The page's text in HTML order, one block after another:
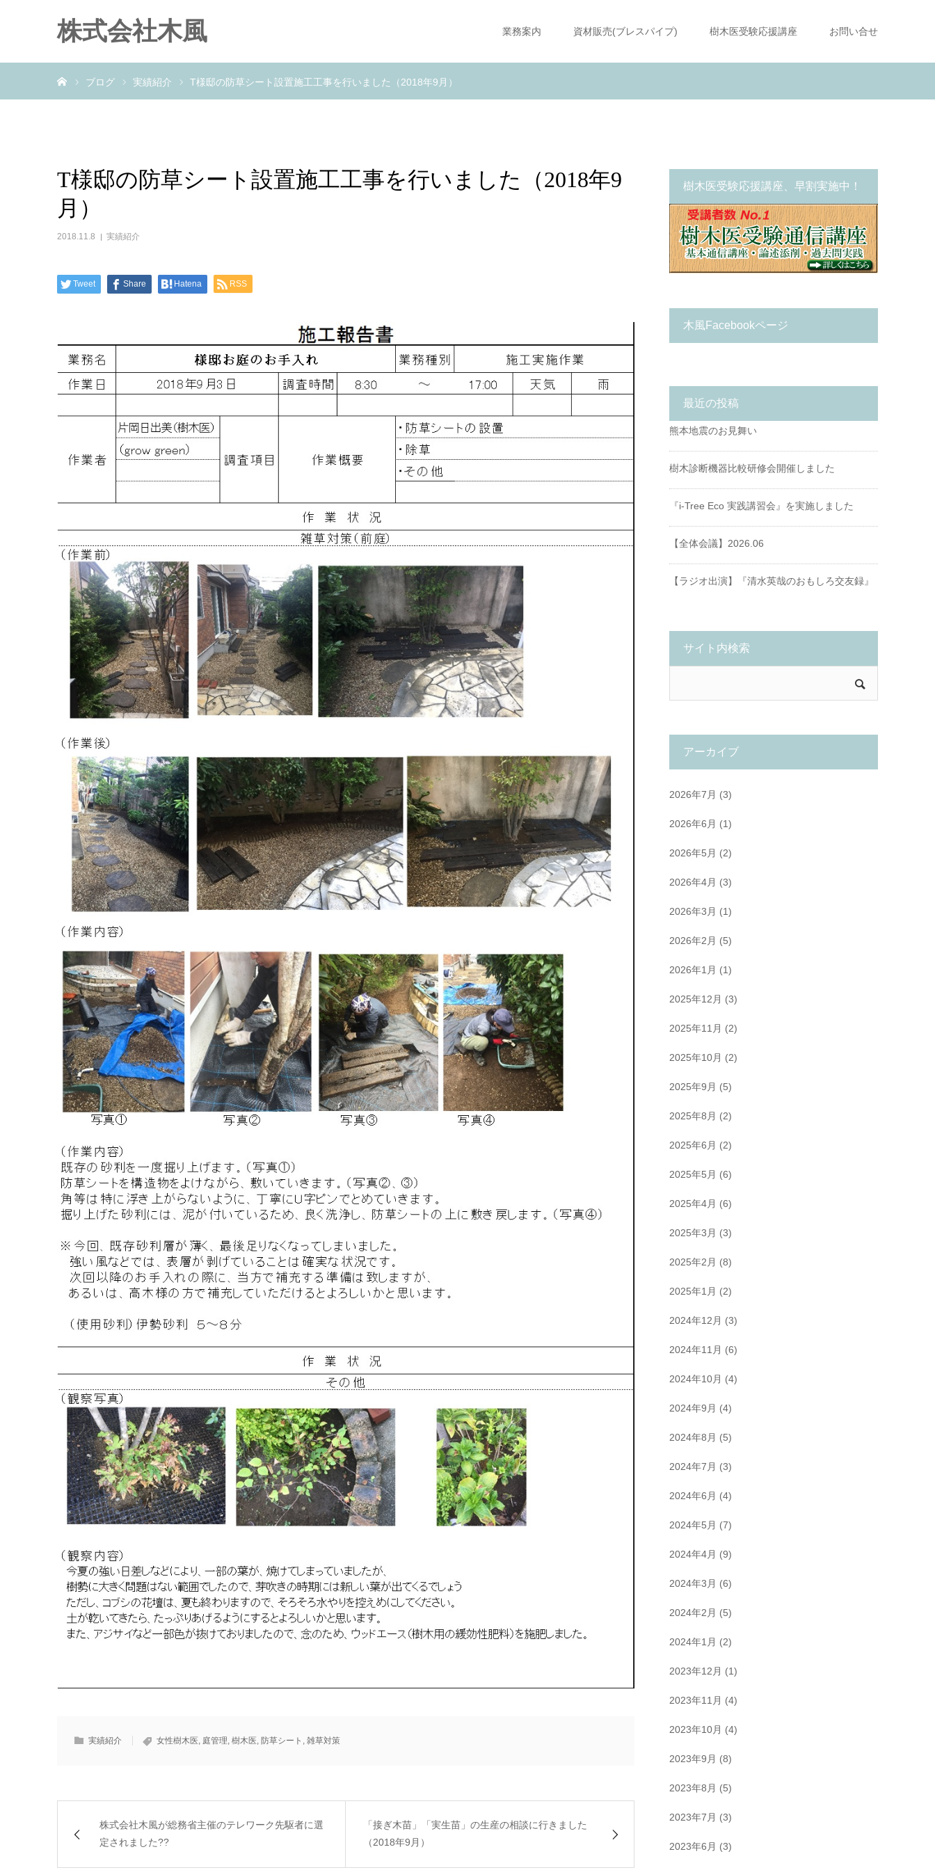
株式会社木風 業務案内 資材販売(ブレスパイプ) 樹木医受験応援講座 お問い合せ
ブログ 実績紹介 T様邸の防草シート設置施工工事を行いました（2018年9月）
T様邸の防草シート設置施工工事を行いました（2018年9
月）
2018.11.8 実績紹介
Tweet Share Hatena RSS
実績紹介 女性樹木医 庭管理 樹木医 防草シート 雑草対策
株式会社木風が総務省主催のテレワーク先駆者に選
定されました??
「接ぎ木苗」「実生苗」の生産の相談に行きました
（2018年9月）
樹木医受験応援講座、早割実施中！
木風Facebookページ
最近の投稿
熊本地震のお見舞い
樹木診断機器比較研修会開催しました
『i-Tree Eco 実践講習会』を実施しました
【全体会議】2026.06
【ラジオ出演】『清水英哉のおもしろ交友録』
サイト内検索
アーカイブ
2026年7月 (3)
2026年6月 (1)
2026年5月 (2)
2026年4月 (3)
2026年3月 (1)
2026年2月 (5)
2026年1月 (1)
2025年12月 (3)
2025年11月 (2)
2025年10月 (2)
2025年9月 (5)
2025年8月 (2)
2025年6月 (2)
2025年5月 (6)
2025年4月 (6)
2025年3月 (3)
2025年2月 (8)
2025年1月 (2)
2024年12月 (3)
2024年11月 (6)
2024年10月 (4)
2024年9月 (4)
2024年8月 (5)
2024年7月 (3)
2024年6月 (4)
2024年5月 (7)
2024年4月 (9)
2024年3月 (6)
2024年2月 (5)
2024年1月 (2)
2023年12月 (1)
2023年11月 (4)
2023年10月 (4)
2023年9月 (8)
2023年8月 (5)
2023年7月 (3)
2023年6月 (3)